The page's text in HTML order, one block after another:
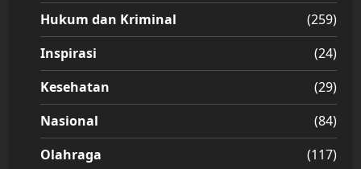
Hukum dan Kriminal
(259)
Inspirasi
(24)
Kesehatan
(29)
Nasional
(84)
Olahraga
(117)